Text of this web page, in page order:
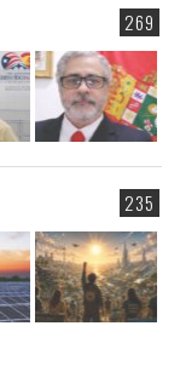
269
235